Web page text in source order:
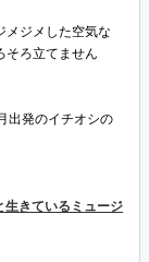
メジメした空気な
そろ立てません
出発のイチオシの
きているミュージ